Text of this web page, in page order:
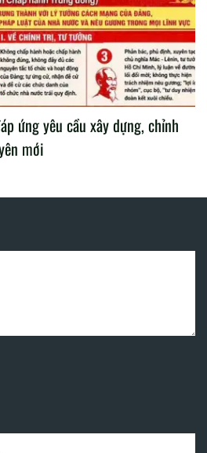
ứng yêu cầu xây dựng, chỉnh
mới